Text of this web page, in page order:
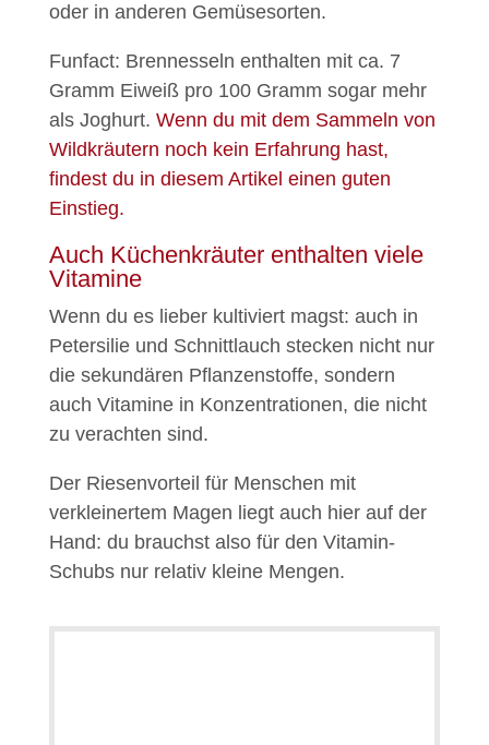
oder in anderen Gemüsesorten.
Funfact: Brennesseln enthalten mit ca. 7
Gramm Eiweiß pro 100 Gramm sogar mehr
als Joghurt. Wenn du mit dem Sammeln von
Wildkräutern noch kein Erfahrung hast,
findest du in diesem Artikel einen guten
Einstieg.
Auch Küchenkräuter enthalten viele
Vitamine
Wenn du es lieber kultiviert magst: auch in
Petersilie und Schnittlauch stecken nicht nur
die sekundären Pflanzenstoffe, sondern
auch Vitamine in Konzentrationen, die nicht
zu verachten sind.
Der Riesenvorteil für Menschen mit
verkleinertem Magen liegt auch hier auf der
Hand: du brauchst also für den Vitamin-
Schubs nur relativ kleine Mengen.